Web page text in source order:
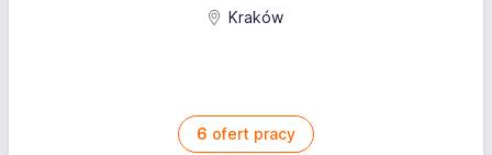
Kraków
6 ofert pracy